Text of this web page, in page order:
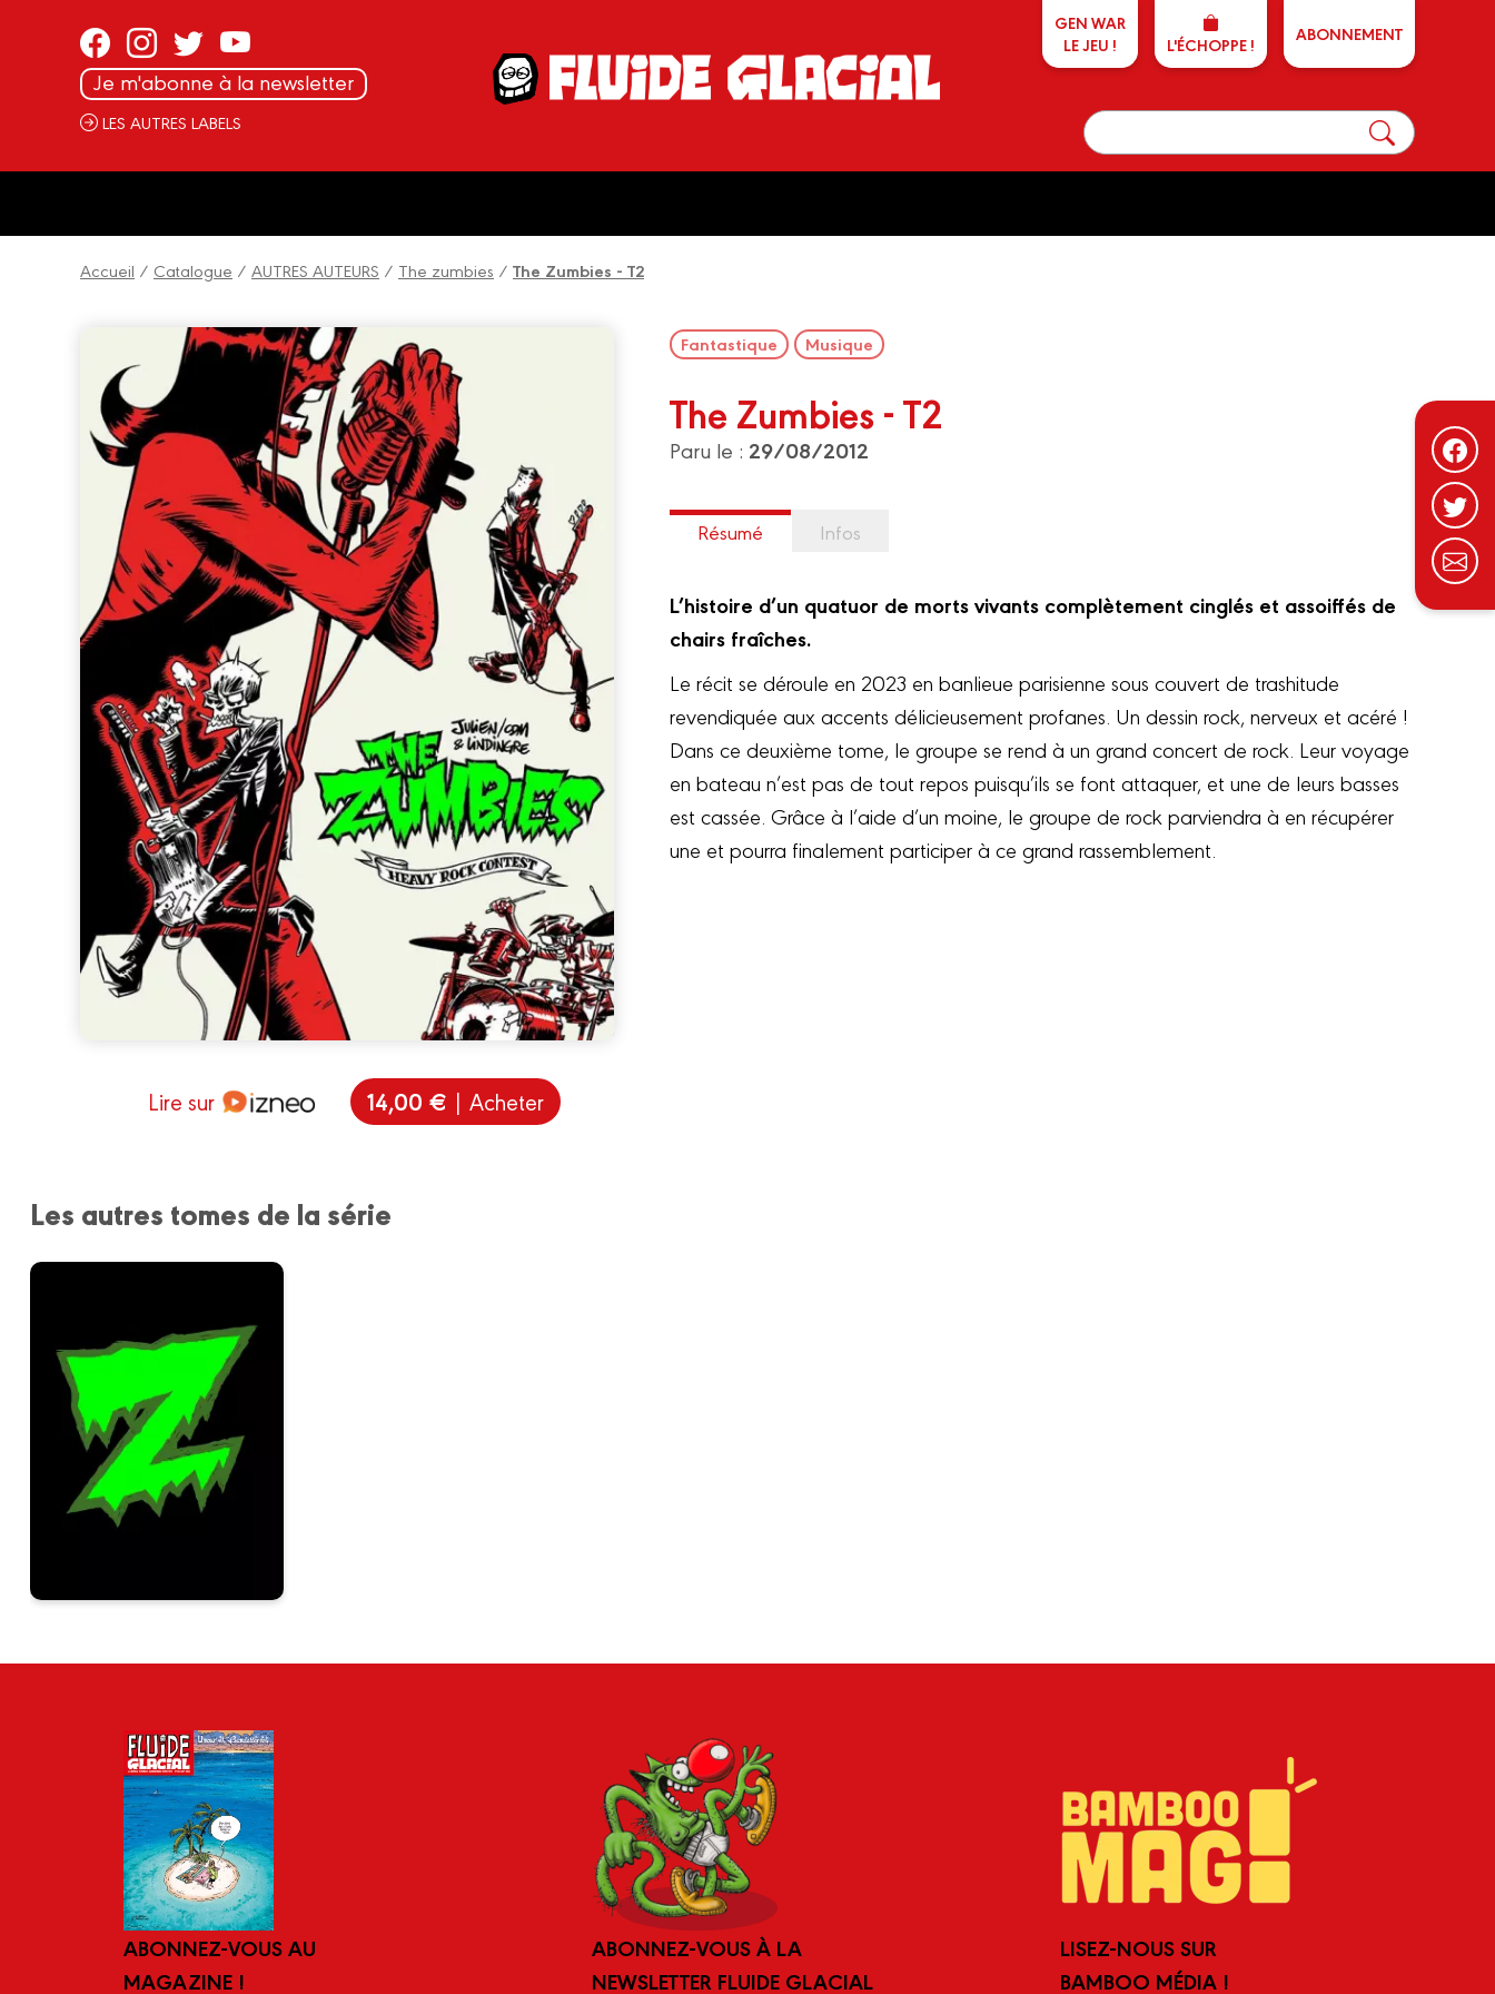
Je m'abonne à la newsletter
LES AUTRES LABELS
GEN WAR
LE JEU !
L'ÉCHOPPE ! ABONNEMENT
Accueil / Catalogue / AUTRES AUTEURS / The zumbies / The Zumbies - T2
Lire sur 14,00 € | Acheter
Fantastique Musique
The Zumbies - T2
Paru le : 29/08/2012
Résumé Infos
L’histoire d’un quatuor de morts vivants complètement cinglés et assoiffés de
chairs fraîches.
Le récit se déroule en 2023 en banlieue parisienne sous couvert de trashitude
revendiquée aux accents délicieusement profanes. Un dessin rock, nerveux et acéré !
Dans ce deuxième tome, le groupe se rend à un grand concert de rock. Leur voyage
en bateau n’est pas de tout repos puisqu’ils se font attaquer, et une de leurs basses
est cassée. Grâce à l’aide d’un moine, le groupe de rock parviendra à en récupérer
une et pourra finalement participer à ce grand rassemblement.
Les autres tomes de la série
ABONNEZ-VOUS AU
MAGAZINE !
ABONNEZ-VOUS À LA
NEWSLETTER FLUIDE GLACIAL
LISEZ-NOUS SUR
BAMBOO MÉDIA !